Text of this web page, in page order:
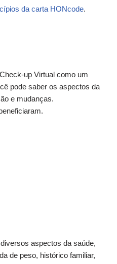
da carta HONcode.
up Virtual como um
pode saber os aspectos da
e mudanças.
aspectos da saúde,
de peso, histórico familiar,